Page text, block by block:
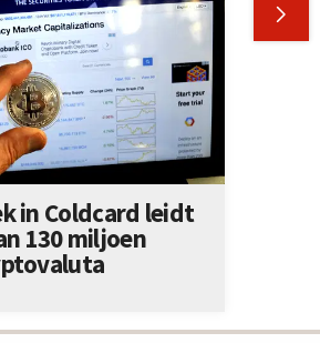

in Coldcard leidt
130 miljoen